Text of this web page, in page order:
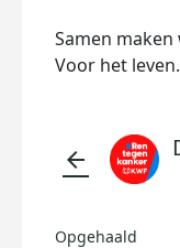
Samen maken
Voor het
arrow_back
Opgehaald